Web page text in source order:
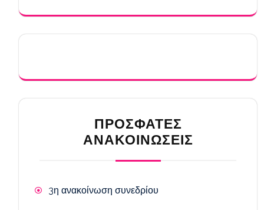
ΠΡΌΣΦΑΤΕΣ
ΑΝΑΚΟΙΝΏΣΕΙΣ
3η ανακοίνωση συνεδρίου